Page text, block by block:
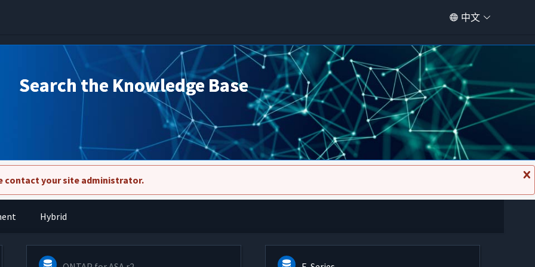
中文
Search the Knowledge Base
关
闭
contact your site administrator.
Hybrid